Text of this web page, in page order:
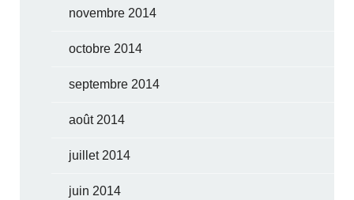
novembre 2014
octobre 2014
septembre 2014
août 2014
juillet 2014
juin 2014